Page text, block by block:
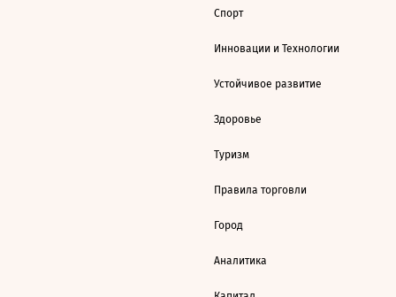
Спорт
Инновации и Технологии
Устойчивое развитие
Здоровье
Туризм
Правила торговли
Город
Аналитика